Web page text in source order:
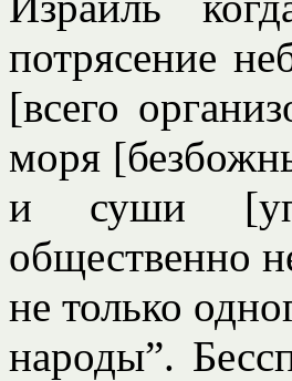
потрясение
[всего
моря
и суши
общественно
не только
народы”.